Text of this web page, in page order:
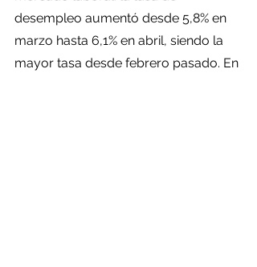
desempleo aumentó desde 5,8% en
marzo hasta 6,1% en abril, siendo la
mayor tasa desde febrero pasado. En